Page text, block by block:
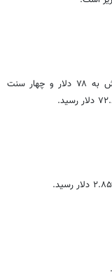
۳. قیمت جهانی نفت خام با ۳۲ صدم درصد کاهش به ۷۸ دلار و چهار سنت